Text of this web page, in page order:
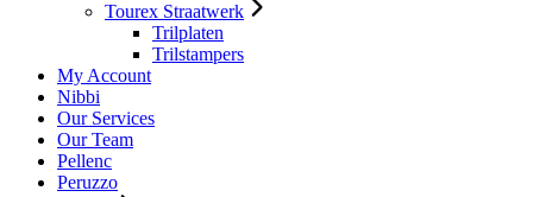
Tourex Straatwerk
Trilplaten
Trilstampers
My Account
Nibbi
Our Services
Our Team
Pellenc
Peruzzo